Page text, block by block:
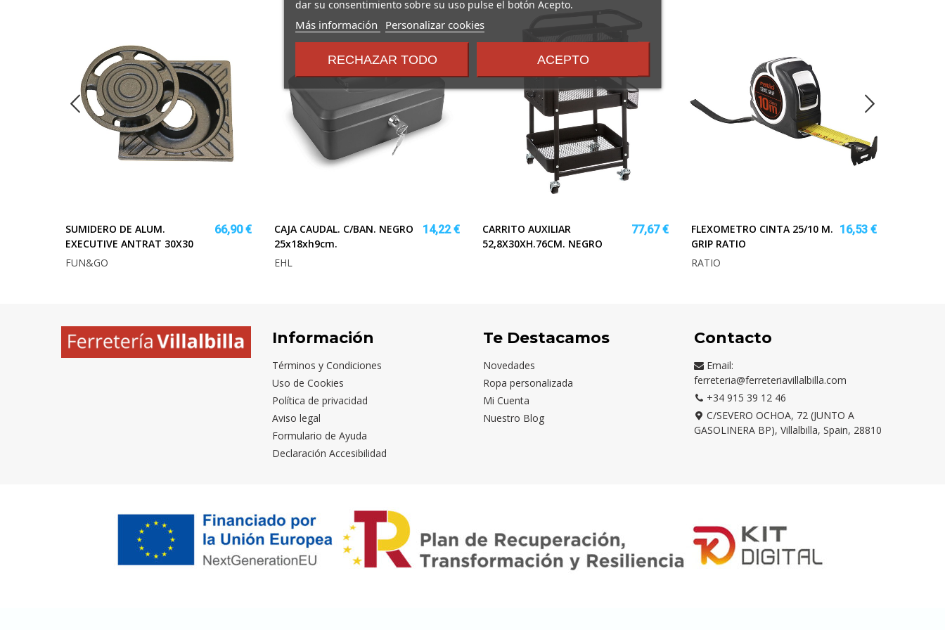
SUMIDERO DE ALUM.
EXECUTIVE ANTRAT 30X30
66,90 €
FUN&GO
CAJA CAUDAL. C/BAN. NEGRO
25x18xh9cm.
14,22 €
EHL
CARRITO AUXILIAR
52,8X30XH.76CM. NEGRO
77,67 €
FLEXOMETRO CINTA 25/10 M.
GRIP RATIO
16,53 €
RATIO
Información
Términos y Condiciones
Uso de Cookies
Política de privacidad
Aviso legal
Formulario de Ayuda
Declaración Accesibilidad
Te Destacamos
Novedades
Ropa personalizada
Mi Cuenta
Nuestro Blog
Contacto
Email:
ferreteria@ferreteriavillalbilla.com
+34 915 39 12 46
C/SEVERO OCHOA, 72 (JUNTO A
GASOLINERA BP), Villalbilla, Spain, 28810
dar su consentimiento sobre su uso pulse el botón Acepto.
Más información
sobre
y
condiciones
Personalizar cookies
RECHAZAR TODO ACEPTO